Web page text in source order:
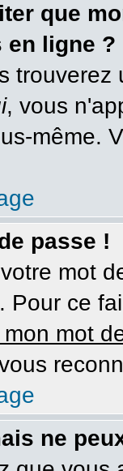
que
en ligne ?
, vous
même.
passe !
mot
Pour ce
mot
ne